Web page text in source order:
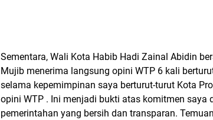
Sementara, Wali Kota Habib Hadi Zainal Abidin
Mujib menerima langsung opini WTP 6 kali
selama kepemimpinan saya berturut-turut Kota
opini WTP . Ini menjadi bukti atas komitmen saya
pemerintahan yang bersih dan transparan.